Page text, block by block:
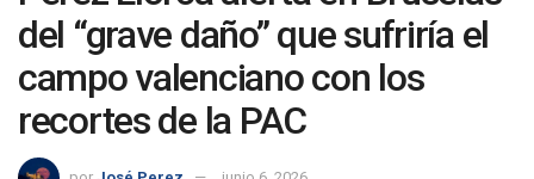
del “grave daño” que sufriría el
campo valenciano con los
recortes de la PAC